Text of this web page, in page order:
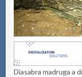
Diasabra madruga a